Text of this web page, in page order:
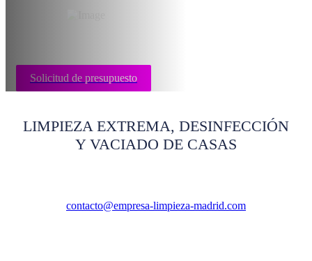
Solicitud de presupuesto
LIMPIEZA EXTREMA, DESINFECCIÓN
Y VACIADO DE CASAS
contacto@empresa-limpieza-madrid.com